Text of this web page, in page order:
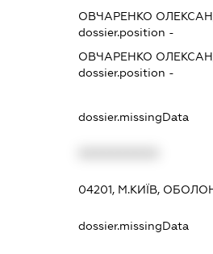
ОВЧАРЕНКО
dossier.position -
ОВЧАРЕНКО
dossier.position -
dossier.missingData
04201, М.КИЇВ,
dossier.missingData